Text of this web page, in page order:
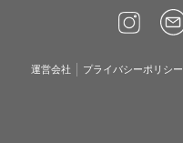
運営会社 プライバシーポリシー